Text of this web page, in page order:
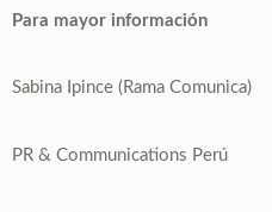
Para mayor información
Sabina Ipince (Rama Comunica)
PR & Communications Perú